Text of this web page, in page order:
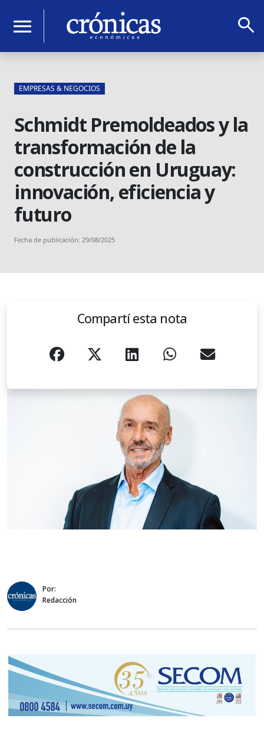
menu search
EMPRESAS & NEGOCIOS
Schmidt Premoldeados y la
transformación de la
construcción en Uruguay:
innovación, eficiencia y
futuro
Fecha de publicación: 29/08/2025
Compartí esta nota
Por:
Redacción